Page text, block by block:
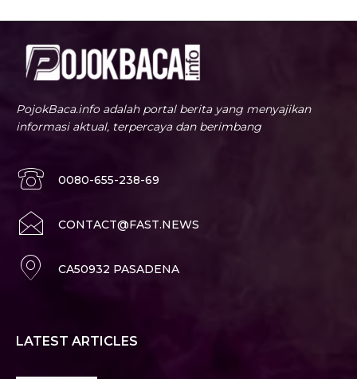
PojokBaca.info adalah portal berita yang menyajikan
informasi aktual, terpercaya dan berimbang
0080-655-238-69
CONTACT@FAST.NEWS
CA50932 PASADENA
LATEST ARTICLES